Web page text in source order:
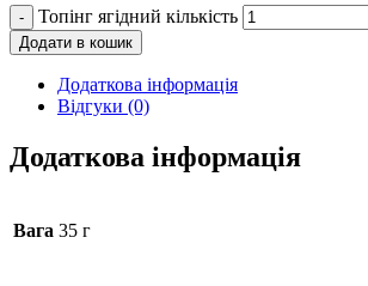
- Топінг ягідний кількість
Додати в кошик
Додаткова інформація
Відгуки (0)
Додаткова інформація
Вага 35 г